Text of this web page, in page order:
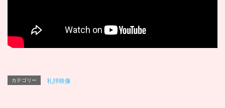
カテゴリー 礼拝映像